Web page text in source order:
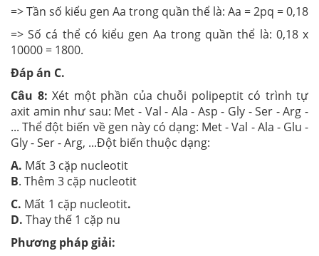
=> Tần số kiểu gen Aa trong quần thể là: Aa = 2pq = 0,18
=> Số cá thể có kiểu gen Aa trong quần thể là: 0,18 x
10000 = 1800.
Đáp án C.
Câu 8: Xét một phần của chuỗi polipeptit có trình tự
axit amin như sau: Met - Val - Ala - Asp - Gly - Ser - Arg -
... Thể đột biến về gen này có dạng: Met - Val - Ala - Glu -
Gly - Ser - Arg, ...Đột biến thuộc dạng:
A. Mất 3 cặp nucleotit
B. Thêm 3 cặp nucleotit
C. Mất 1 cặp nucleotit.
D. Thay thế 1 cặp nu
Phương pháp giải: